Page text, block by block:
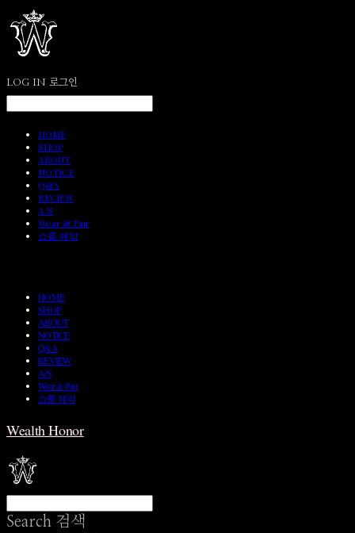
LOG IN 로그인
HOME
SHOP
ABOUT
NOTICE
Q&A
REVIEW
A/S
Wear & Pair
쇼룸 예약
HOME
SHOP
ABOUT
NOTICE
Q&A
REVIEW
A/S
Wear & Pair
쇼룸 예약
Wealth Honor
Search 검색